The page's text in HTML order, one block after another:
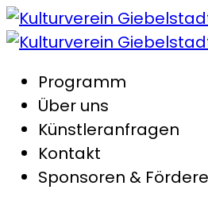
Programm
Über uns
Künstleranfragen
Kontakt
Sponsoren &